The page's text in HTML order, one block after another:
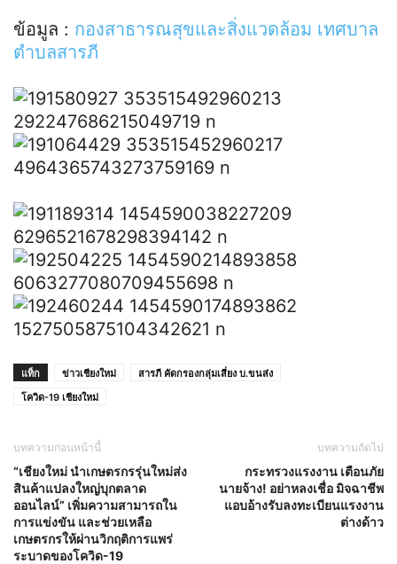
ข้อมูล : กองสาธารณสุขและสิ่งแวดล้อม เทศบาล
ตำบลสารภี
แท็ก ข่าวเชียงใหม่
สารภี คัดกรองกลุ่มเสี่ยง บ.ขนส่ง
โควิด-19 เชียงใหม่
บทความก่อนหน้านี้
“เชียงใหม่ นำเกษตรกรรุ่นใหม่ส่ง
สินค้าแปลงใหญ่บุกตลาด
ออนไลน์” เพิ่มความสามารถใน
การแข่งขัน และช่วยเหลือ
เกษตรกรให้ผ่านวิกฤติการแพร่
ระบาดของโควิด-19
บทความถัดไป
กระทรวงแรงงาน เตือนภัย
นายจ้าง! อย่าหลงเชื่อ มิจฉาชีพ
แอบอ้างรับลงทะเบียนแรงงาน
ต่างด้าว